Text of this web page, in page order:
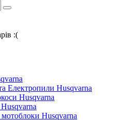
:(
Електропили Husqvarna
Husqvarna
мотоблоки Husqvarna